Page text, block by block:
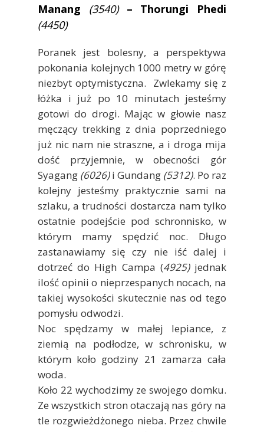
Manang (3540)– Thorungi Phedi
(4450)
Poranek jest bolesny, a perspektywa
pokonania kolejnych 1000 metry w górę
niezbyt optymistyczna. Zwlekamy się z
łóżka i już po 10 minutach jesteśmy
gotowi do drogi. Mając w głowie nasz
męczący trekking z dnia poprzedniego
już nic nam nie straszne, a i droga mija
dość przyjemnie, w obecności gór
Syagang (6026)i Gundang (5312). Po raz
kolejny jesteśmy praktycznie sami na
szlaku, a trudności dostarcza nam tylko
ostatnie podejście pod schronnisko, w
którym mamy spędzić noc. Długo
zastanawiamy się czy nie iść dalej i
dotrzeć do High Campa (4925)jednak
ilość opinii o nieprzespanych nocach, na
takiej wysokości skutecznie nas od tego
pomysłu odwodzi.
Noc spędzamy w małej lepiance, z
ziemią na podłodze, w schronisku, w
którym koło godziny 21 zamarza cała
woda.
Koło 22 wychodzimy ze swojego domku.
Ze wszystkich stron otaczają nas góry na
tle rozgwieżdżonego nieba. Przez chwile